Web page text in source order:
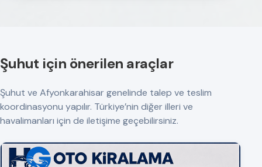
Şuhut için önerilen araçlar
Şuhut ve Afyonkarahisar genelinde talep ve teslim
koordinasyonu yapılır. Türkiye’nin diğer illeri ve
havalimanları için de iletişime geçebilirsiniz.